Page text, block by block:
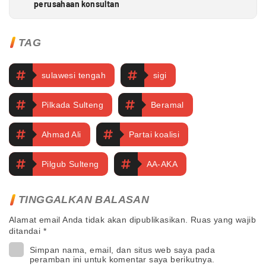
perusahaan konsultan
TAG
sulawesi tengah sigi
Pilkada Sulteng Beramal
Ahmad Ali Partai koalisi
Pilgub Sulteng AA-AKA
TINGGALKAN BALASAN
Alamat email Anda tidak akan dipublikasikan.
Ruas yang wajib
ditandai *
Simpan nama, email, dan situs web saya pada
peramban ini untuk komentar saya berikutnya.